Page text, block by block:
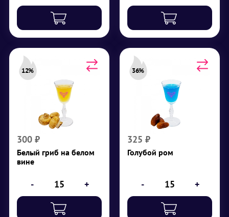
12%
300 ₽
Белый гриб на белом
вине
- +
Белый гриб на белом
Крепость 12%
Белое вино сухое,
белый гриб
36%
325 ₽
Голубой ром
- +
Голубой ром
Крепость 36%
Сахар в кубиках,
белый ром, ликер блю
кюрасао, звездчатый
анис, сушеный финик